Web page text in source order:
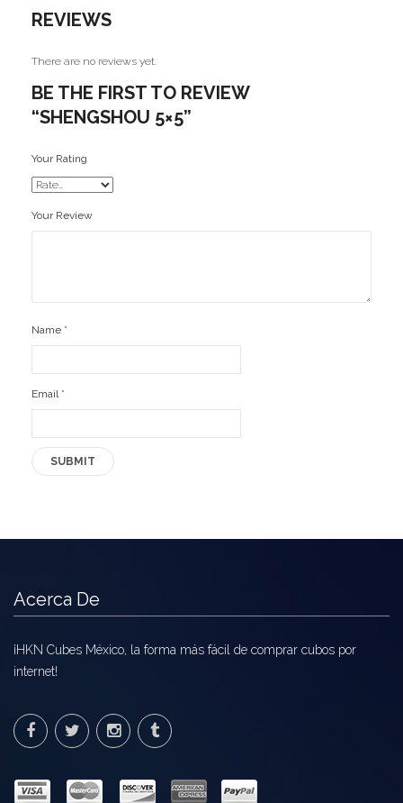
REVIEWS
There are no reviews yet.
BE THE FIRST TO REVIEW
“SHENGSHOU 5×5”
Your Rating
Your Review
Name *
Email *
Acerca De
¡HKN Cubes México, la forma más fácil de comprar cubos por
internet!